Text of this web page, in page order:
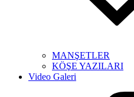
MANŞETLER
KÖŞE YAZILARI
Video Galeri